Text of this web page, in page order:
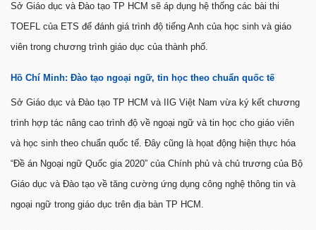
Sở Giáo dục và Đào tạo TP HCM sẽ áp dụng hệ thống các bài thi
TOEFL của ETS để đánh giá trình độ tiếng Anh của học sinh và giáo
viên trong chương trình giáo dục của thành phố.
Hồ Chí Minh: Đào tạo ngoại ngữ, tin học theo chuẩn quốc tế
Sở Giáo dục và Đào tạo TP HCM và IIG Việt Nam vừa ký kết chương
trình hợp tác nâng cao trình độ về ngoại ngữ và tin học cho giáo viên
và học sinh theo chuẩn quốc tế. Đây cũng là họat động hiện thực hóa
“Đề án Ngoại ngữ Quốc gia 2020” của Chính phủ và chủ trương của Bộ
Giáo dục và Đào tạo về tăng cường ứng dụng công nghệ thông tin và
ngoại ngữ trong giáo dục trên địa bàn TP HCM.